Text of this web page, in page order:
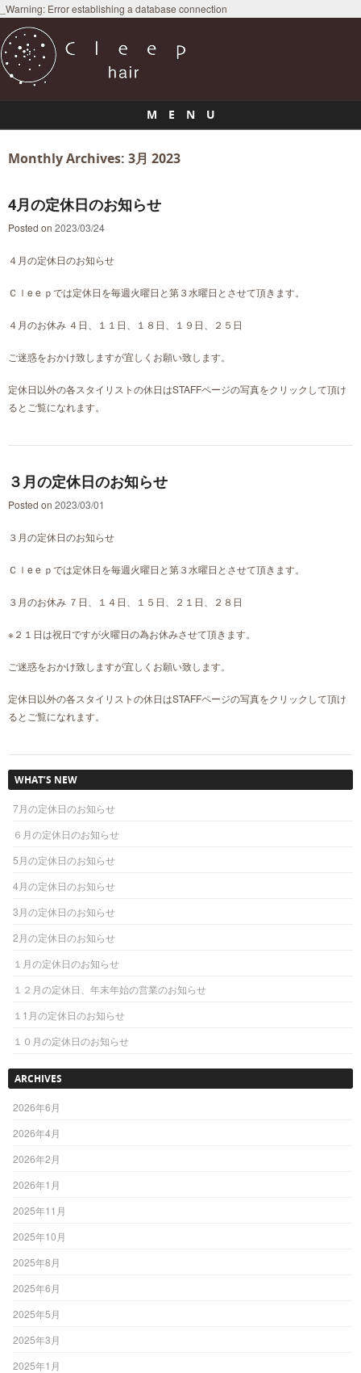
_Warning: Error establishing a database connection
M E N U
Monthly Archives: 3月 2023
4月の定休日のお知らせ
Posted on 2023/03/24
４月の定休日のお知らせ
Ｃｌe e ｐでは定休日を毎週火曜日と第３水曜日とさせて頂きます。
４月のお休み ４日、１１日、１８日、１９日、２５日
ご迷惑をおかけ致しますが宜しくお願い致します。
定休日以外の各スタイリストの休日はSTAFFページの写真をクリックして頂け
るとご覧になれます。
３月の定休日のお知らせ
Posted on 2023/03/01
３月の定休日のお知らせ
Ｃｌe e ｐでは定休日を毎週火曜日と第３水曜日とさせて頂きます。
３月のお休み ７日、１４日、１５日、２１日、２８日
※２１日は祝日ですが火曜日の為お休みさせて頂きます。
ご迷惑をおかけ致しますが宜しくお願い致します。
定休日以外の各スタイリストの休日はSTAFFページの写真をクリックして頂け
るとご覧になれます。
WHAT’S NEW
7月の定休日のお知らせ
６月の定休日のお知らせ
5月の定休日のお知らせ
4月の定休日のお知らせ
3月の定休日のお知らせ
2月の定休日のお知らせ
１月の定休日のお知らせ
１２月の定休日、年末年始の営業のお知らせ
１1月の定休日のお知らせ
１０月の定休日のお知らせ
ARCHIVES
2026年6月
2026年4月
2026年2月
2026年1月
2025年11月
2025年10月
2025年8月
2025年6月
2025年5月
2025年3月
2025年1月